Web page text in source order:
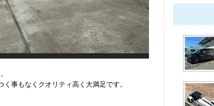
事もなくクオリティ高く大満足です。